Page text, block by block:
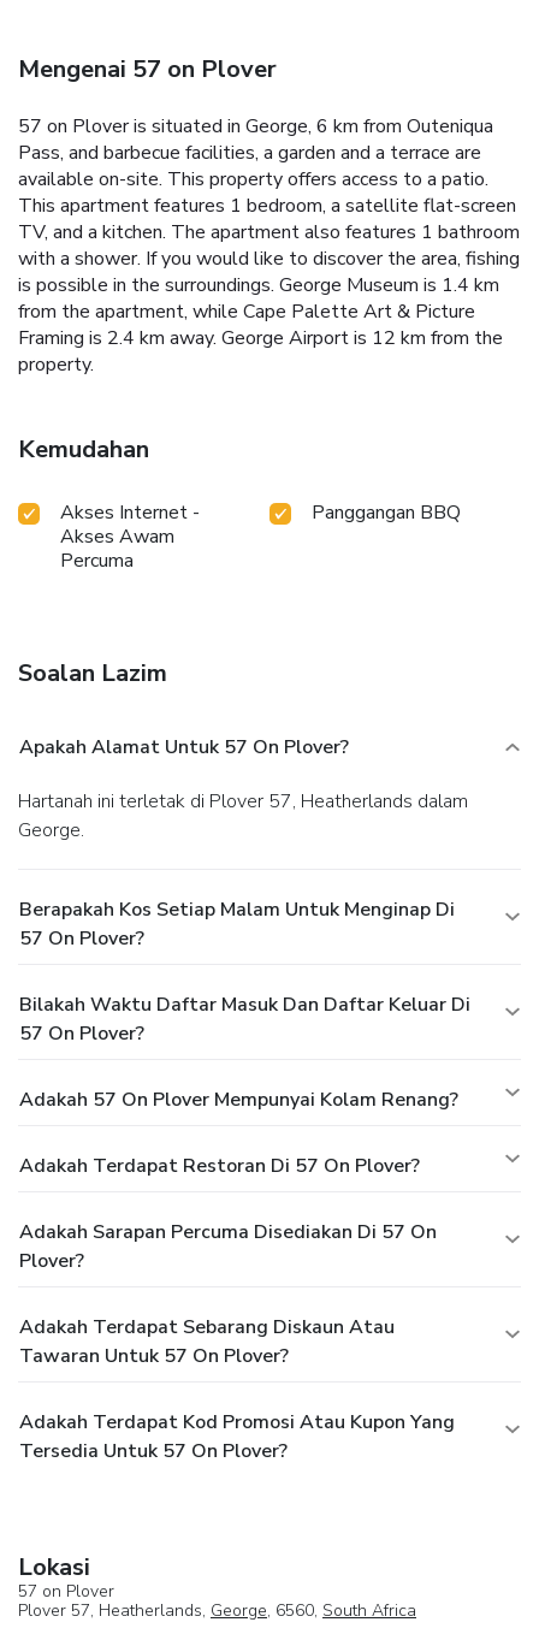
Mengenai 57 on Plover
57 on Plover is situated in George, 6 km from Outeniqua
Pass, and barbecue facilities, a garden and a terrace are
available on-site. This property offers access to a patio.
This apartment features 1 bedroom, a satellite flat-screen
TV, and a kitchen. The apartment also features 1 bathroom
with a shower. If you would like to discover the area, fishing
is possible in the surroundings. George Museum is 1.4 km
from the apartment, while Cape Palette Art & Picture
Framing is 2.4 km away. George Airport is 12 km from the
property.
Kemudahan
Akses Internet -
Akses Awam
Percuma
Panggangan BBQ
Soalan Lazim
Apakah Alamat Untuk 57 On Plover?
Hartanah ini terletak di Plover 57, Heatherlands dalam
George.
Berapakah Kos Setiap Malam Untuk Menginap Di
57 On Plover?
Bilakah Waktu Daftar Masuk Dan Daftar Keluar Di
57 On Plover?
Adakah 57 On Plover Mempunyai Kolam Renang?
Adakah Terdapat Restoran Di 57 On Plover?
Adakah Sarapan Percuma Disediakan Di 57 On
Plover?
Adakah Terdapat Sebarang Diskaun Atau
Tawaran Untuk 57 On Plover?
Adakah Terdapat Kod Promosi Atau Kupon Yang
Tersedia Untuk 57 On Plover?
Lokasi
57 on Plover
Plover 57, Heatherlands, George, 6560, South Africa